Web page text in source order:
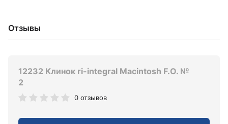
Отзывы
12232 Клинок ri-integral Macintosh F.O. №
2
0 отзывов